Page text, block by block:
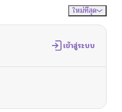
03/21/2026
03/20/2026
03/20/2026
ใหม่ที่สุด
เข้าสู่ระบบ